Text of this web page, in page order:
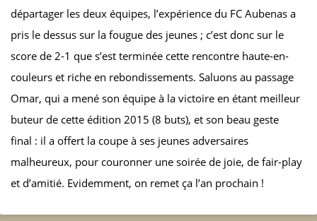
départager les deux équipes, l’expérience du FC Aubenas a
pris le dessus sur la fougue des jeunes ; c’est donc sur le
score de 2-1 que s’est terminée cette rencontre haute-en-
couleurs et riche en rebondissements. Saluons au passage
Omar, qui a mené son équipe à la victoire en étant meilleur
buteur de cette édition 2015 (8 buts), et son beau geste
final : il a offert la coupe à ses jeunes adversaires
malheureux, pour couronner une soirée de joie, de fair-play
et d’amitié. Evidemment, on remet ça l’an prochain !